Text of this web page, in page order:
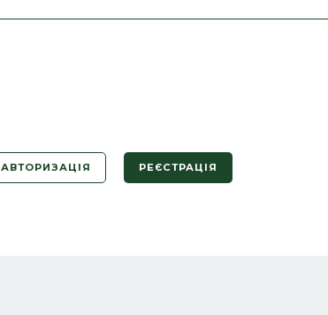
АВТОРИЗАЦІЯ РЕЄСТРАЦІЯ